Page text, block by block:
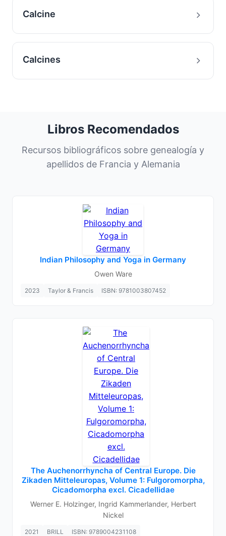
Calcine
Calcines
Libros Recomendados
Recursos bibliográficos sobre genealogía y
apellidos de Francia y Alemania
Indian Philosophy and Yoga in Germany
Owen Ware
2023 Taylor & Francis ISBN: 9781003807452
The Auchenorrhyncha of Central Europe. Die
Zikaden Mitteleuropas, Volume 1: Fulgoromorpha,
Cicadomorpha excl. Cicadellidae
Werner E. Holzinger, Ingrid Kammerlander, Herbert
Nickel
2021 BRILL ISBN: 9789004231108